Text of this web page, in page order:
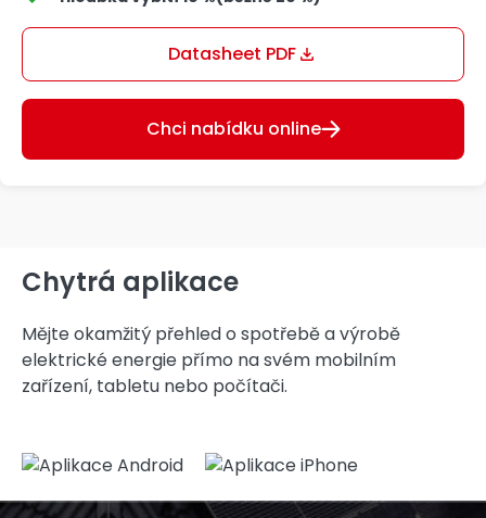
Datasheet PDF
Chci nabídku online
Chytrá aplikace
Mějte okamžitý přehled o spotřebě a výrobě
elektrické energie přímo na svém mobilním
zařízení, tabletu nebo počítači.